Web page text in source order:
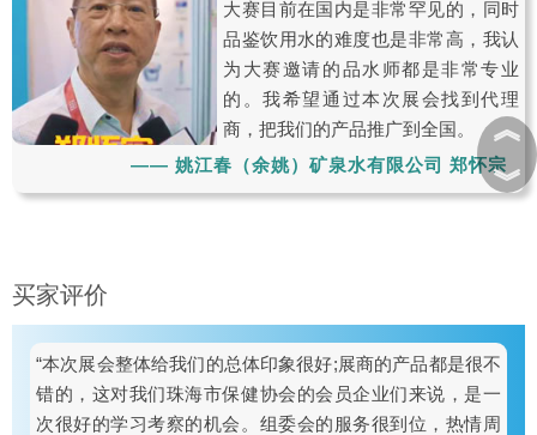
大赛目前在国内是非常罕见的，同时
品鉴饮用水的难度也是非常高，我认
为大赛邀请的品水师都是非常专业
的。我希望通过本次展会找到代理
商，把我们的产品推广到全国。
—— 姚江春（余姚）矿泉水有限公司 郑怀宗
买家评价
“本次展会整体给我们的总体印象很好;展商的产品都是很不
错的，这对我们珠海市保健协会的会员企业们来说，是一
次很好的学习考察的机会。组委会的服务很到位，热情周
︽
︾